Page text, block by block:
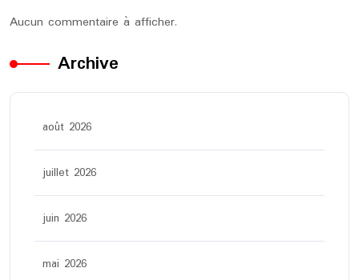
Aucun commentaire à afficher.
Archive
août 2026
juillet 2026
juin 2026
mai 2026